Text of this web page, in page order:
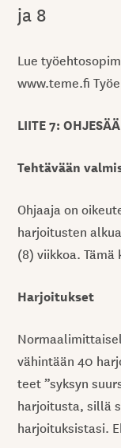
ja 8
Lue
www.teme.fi
LIITE 7:
Tehtävään
Ohjaaja on
harjoitusten
(8) viikkoa.
Harjoitukset
vähintään 40
teet ”syksyn
harjoitusta, sillä
harjoituksistasi.